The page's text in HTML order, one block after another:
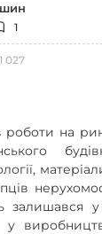
1
1 027
роботи на
залишався
у